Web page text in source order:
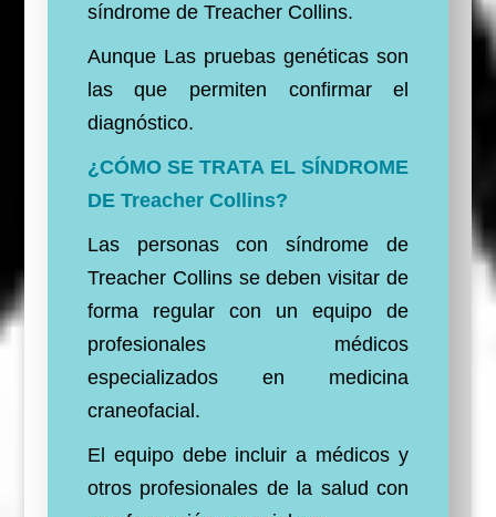
síndrome de Treacher Collins.
Aunque Las pruebas genéticas son
las que permiten confirmar el
diagnóstico.
¿CÓMO SE TRATA EL SÍNDROME
DE Treacher Collins?
Las personas con síndrome de
Treacher Collins se deben visitar de
forma regular con un equipo de
profesionales médicos
especializados en medicina
craneofacial.
El equipo debe incluir a médicos y
otros profesionales de la salud con